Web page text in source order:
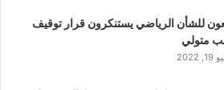
للشأن الرياضي يستنكرون قرار توقيف
متولي
2022